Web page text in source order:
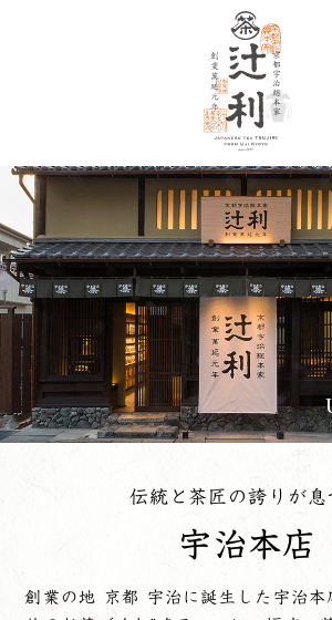
伝統と茶匠の誇りが息
宇治本店
創業の地 京都 宇治に誕生した宇治本